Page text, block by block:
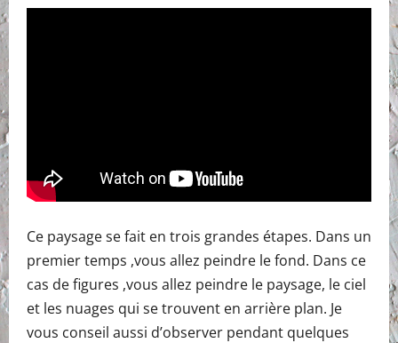
Ce paysage se fait en trois grandes étapes. Dans un
premier temps ,vous allez peindre le fond. Dans ce
cas de figures ,vous allez peindre le paysage, le ciel
et les nuages qui se trouvent en arrière plan. Je
vous conseil aussi d’observer pendant quelques